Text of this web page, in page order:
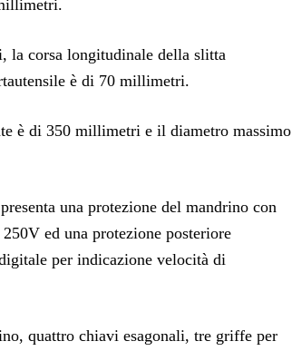
la corsa longitudinale della slitta
è di 70 millimetri.
è di 350 millimetri e il diametro massimo
una protezione del mandrino con
ed una protezione posteriore
per indicazione velocità di
quattro chiavi esagonali, tre griffe per